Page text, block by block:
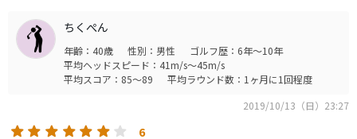
最新最高のはずのドライバーは火を噴くどころか、弾はブ
ーメランのように左右に曲がり、同伴者の失笑を買うの
だ。俺はくやしさを隠して、「クラブはファッションと同
じですよ。」と卑屈に笑う。
そんなことが続くある日、俺はゴルフパートナーでスチー
ルシャフトのドライバーが2000円で売っているのを見つけ
飛んだ感じはしないのが何だかんだおしいです。ただ、物
理的に考えると音が小さくて響かないという事は、それだ
け力が音に変わらずにたまに伝わっている証拠だと納得し
ています。顔はM1が圧倒的にカッコいいのでちょっと残念
ちくぺん
年齢：40歳 性別：男性
ゴルフ歴：6年～10年
平均ヘッドスピード：41m/s～45m/s
平均スコア：85～89
平均ラウンド数：1ヶ月に1回程度
2019/10/13（日）23:27
6